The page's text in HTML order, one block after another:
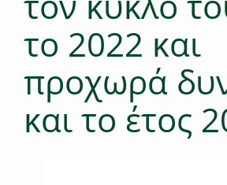
το 2022 και
προχωρά
και το έτος